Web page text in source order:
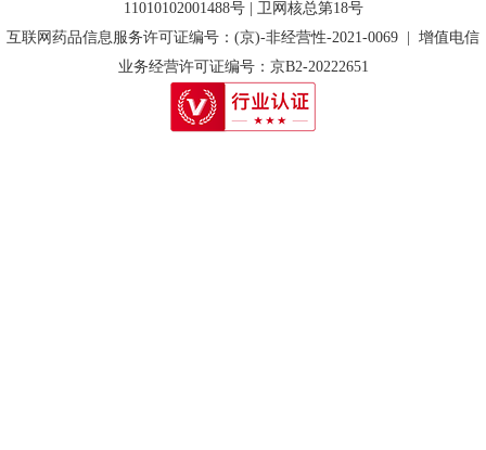
11010102001488号 | 卫网核总第18号
互联网药品信息服务许可证编号：(京)-非经营性-2021-0069 | 增值电信
业务经营许可证编号：京B2-20222651